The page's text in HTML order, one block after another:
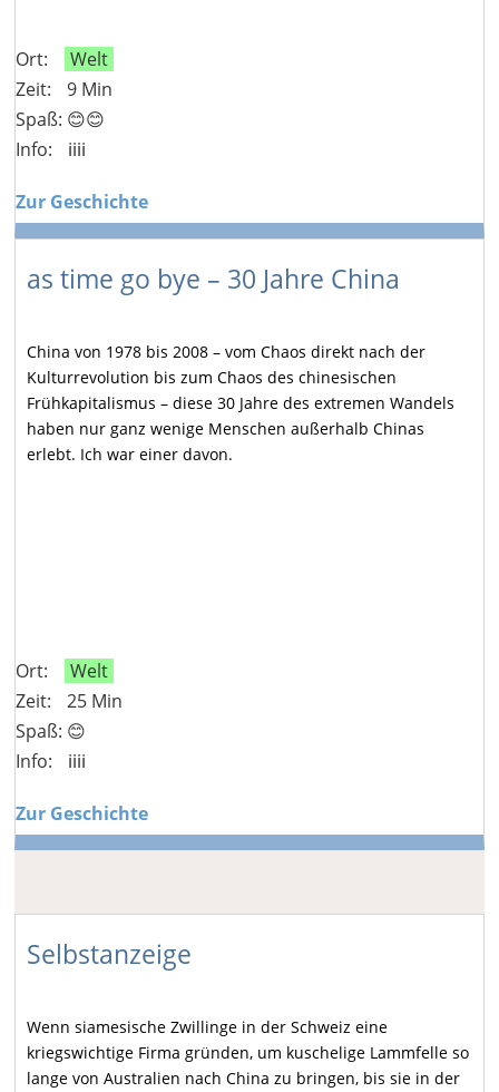
Ort:
Welt
Zeit:
9 Min
Spaß: 😊😊
Info:
ℹ️ℹ️ℹ️ℹ️
Zur Geschichte
as time go bye – 30 Jahre China
China von 1978 bis 2008 – vom Chaos direkt nach der
Kulturrevolution bis zum Chaos des chinesischen
Frühkapitalismus – diese 30 Jahre des extremen Wandels
haben nur ganz wenige Menschen außerhalb Chinas
erlebt. Ich war einer davon.
Ort:
Welt
Zeit:
25 Min
Spaß: 😊
Info:
ℹ️ℹ️ℹ️ℹ️
Zur Geschichte
Selbstanzeige
Wenn siamesische Zwillinge in der Schweiz eine
kriegswichtige Firma gründen, um kuschelige Lammfelle so
lange von Australien nach China zu bringen, bis sie in der